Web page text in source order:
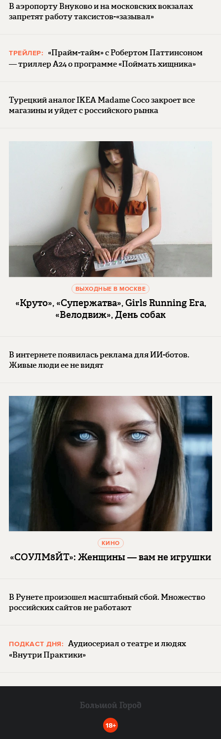
В аэропорту Внуково и на московских вокзалах
запретят работу таксистов-«зазывал»
ТРЕЙЛЕР:
«Прайм-тайм» с Робертом Паттинсоном
— триллер A24 о программе «Поймать хищника»
Турецкий аналог IKEA Madame Coco закроет все
магазины и уйдет с российского рынка
ВЫХОДНЫЕ В МОСКВЕ
«Круто», «Супержатва», Girls Running Era,
«Велодвиж», День собак
В интернете появилась реклама для ИИ-ботов.
Живые люди ее не видят
КИНО
«СОУЛМ8ЙТ»: Женщины — вам не игрушки
В Рунете произошел масштабный сбой. Множество
российских сайтов не работают
ПОДКАСТ ДНЯ: Аудиосериал о театре и людях
«Внутри Практики»
18+